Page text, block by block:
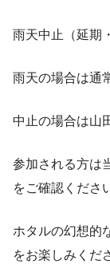
雨天中止（延期
雨天の場合は通
中止の場合は山
参加される方は
をご確認くださ
ホタルの幻想的
をお楽しみくだ